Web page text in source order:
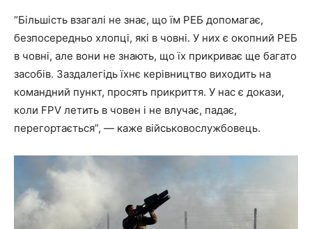
“Більшість взагалі не знає, що їм РЕБ допомагає,
безпосередньо хлопці, які в човні. У них є окопний РЕБ
в човні, але вони не знають, що їх прикриває ще багато
засобів. Заздалегідь їхнє керівництво виходить на
командний пункт, просять прикриття. У нас є докази,
коли FPV летить в човен і не влучає, падає,
перегортається”, — каже військовослужбовець.